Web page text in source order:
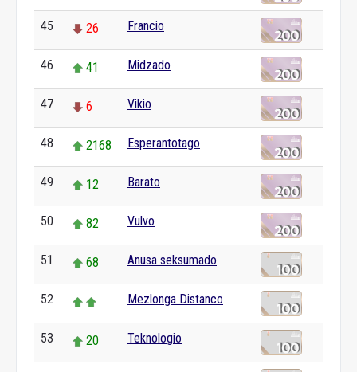
45 26 Francio
46 41 Midzado
47 6 Vikio
48 2168 Esperantotago
49 12 Barato
50 82 Vulvo
51 68 Anusa seksumado
52 Mezlonga Distanco
53 20 Teknologio